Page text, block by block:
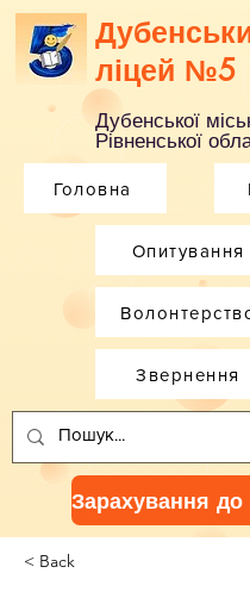
ліцей №5
Дубенської
Рівненської
Головна
Опитування
Звернення
< Back